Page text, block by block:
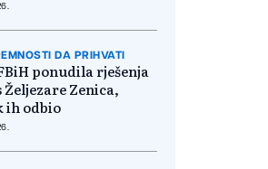
DA PRIHVATI
ponudila rješenja
Željezare Zenica,
ih odbio